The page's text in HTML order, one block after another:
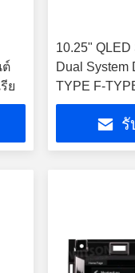
ต์
ย
10.25" QLED
Dual System
TYPE F-
สเตเรียรถยนต์
รั